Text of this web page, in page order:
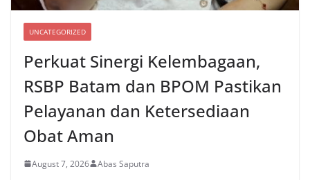
UNCATEGORIZED
Perkuat Sinergi Kelembagaan,
RSBP Batam dan BPOM Pastikan
Pelayanan dan Ketersediaan
Obat Aman
August 7, 2026 Abas Saputra